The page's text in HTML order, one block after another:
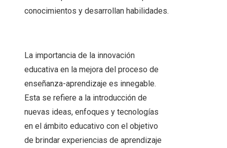
conocimientos y desarrollan habilidades.
La importancia de la innovación
educativa en la mejora del proceso de
enseñanza-aprendizaje es innegable.
Esta se refiere a la introducción de
nuevas ideas, enfoques y tecnologías
en el ámbito educativo con el objetivo
de brindar experiencias de aprendizaje